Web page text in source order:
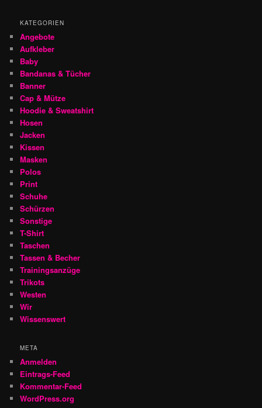
KATEGORIEN
Angebote
Aufkleber
Baby
Bandanas & Tücher
Banner
Cap & Mütze
Hoodie & Sweatshirt
Hosen
Jacken
Kissen
Masken
Polos
Print
Schuhe
Schürzen
Sonstige
T-Shirt
Taschen
Tassen & Becher
Trainingsanzüge
Trikots
Westen
Wir
Wissenswert
META
Anmelden
Eintrags-Feed
Kommentar-Feed
WordPress.org